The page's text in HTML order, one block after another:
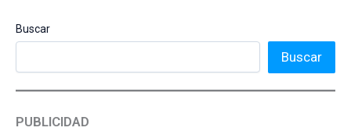
Buscar
Buscar
PUBLICIDAD